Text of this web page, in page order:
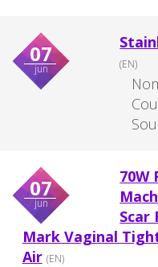
07
jun (EN)
07
jun
70W
Scar
Mark Vaginal
Air (EN)